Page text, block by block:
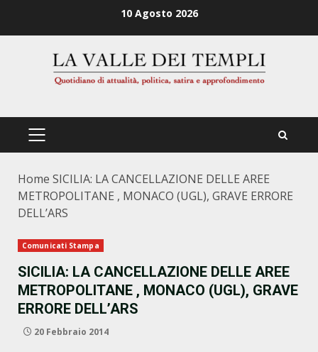
10 Agosto 2026
PRIMÄRES
Home SICILIA: LA CANCELLAZIONE DELLE AREE
METROPOLITANE , MONACO (UGL), GRAVE ERRORE
DELL’ARS
Comunicati Stampa
SICILIA: LA CANCELLAZIONE DELLE AREE
METROPOLITANE , MONACO (UGL), GRAVE
ERRORE DELL’ARS
20 Febbraio 2014